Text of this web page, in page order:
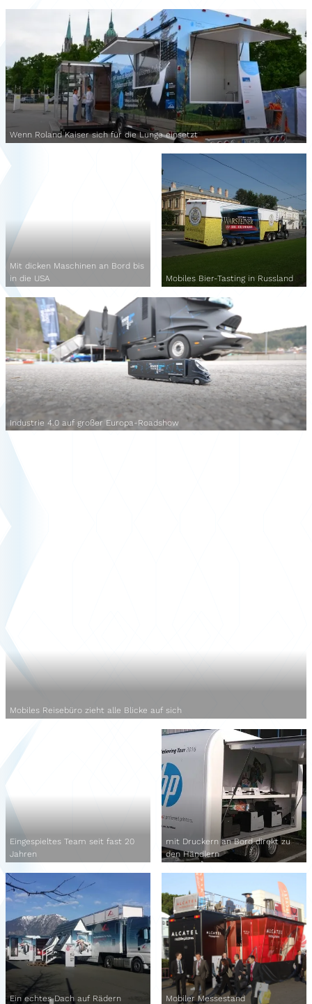
Wenn Roland Kaiser sich für die Lunge einsetzt
Mit dicken Maschinen an Bord bis
in die USA
Mobiles Bier-Tasting in Russland
Industrie 4.0 auf großer Europa-Roadshow
Mobiles Reisebüro zieht alle Blicke auf sich
Eingespieltes Team seit fast 20
Jahren
mit Druckern an Bord direkt zu
den Händlern
Ein echtes Dach auf Rädern Mobiler Messestand